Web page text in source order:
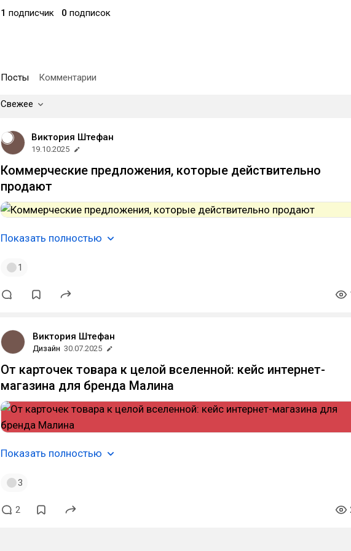
1 подписчик 0 подписок
Посты Комментарии
Свежее
Виктория Штефан
19.10.2025
Коммерческие предложения, которые действительно
продают
Показать полностью
1
Виктория Штефан
Дизайн 30.07.2025
От карточек товара к целой вселенной: кейс интернет-
магазина для бренда Малина
Показать полностью
3
2